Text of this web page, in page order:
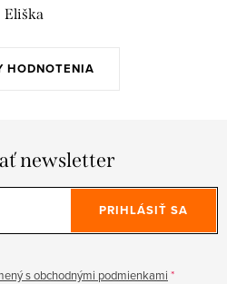
HODNOTENIA
Eliška
newsletter
s obchodnými podmienkami
PRIHLÁSIŤ SA